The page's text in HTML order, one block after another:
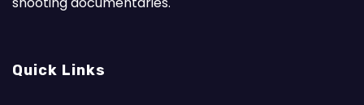
Quick Links